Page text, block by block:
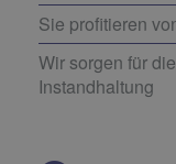
Sie profitieren
Wir sorgen für
Instandhaltung